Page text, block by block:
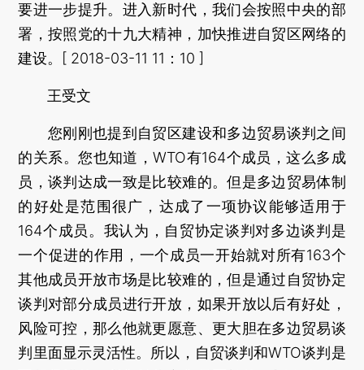
要进一步提升。进入新时代，我们会按照中央的部
署，按照党的十九大精神，加快推进自贸区网络的
建设。[ 2018-03-11 11：10 ]
王受文
您刚刚也提到自贸区建设和多边贸易谈判之间
的关系。您也知道，WTO有164个成员，这么多成
员，谈判达成一致是比较难的。但是多边贸易体制
的好处是范围很广，达成了一项协议能够适用于
164个成员。我认为，自贸协定谈判对多边谈判是
一个促进的作用，一个成员一开始就对所有163个
其他成员开放市场是比较难的，但是通过自贸协定
谈判对部分成员进行开放，如果开放以后有好处，
风险可控，那么他就更愿意、更大胆在多边贸易谈
判里面显示灵活性。所以，自贸谈判和WTO谈判是